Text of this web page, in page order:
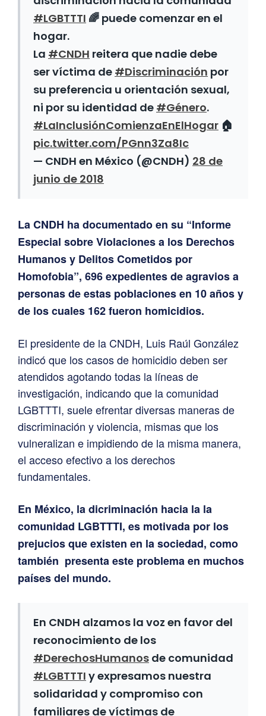
#LGBTTTI 🌈 puede comenzar en el
hogar.
La #CNDH reitera que nadie debe
ser víctima de #Discriminación por
su preferencia u orientación sexual,
ni por su identidad de #Género.
#LaInclusiónComienzaEnElHogar 🏠
pic.twitter.com/PGnn3Za8Ic
— CNDH en México (@CNDH) 28 de
junio de 2018
La CNDH ha documentado en su “Informe
Especial sobre Violaciones a los Derechos
Humanos y Delitos Cometidos por
Homofobia”, 696 expedientes de agravios a
personas de estas poblaciones en 10 años y
de los cuales 162 fueron homicidios.
El presidente de la CNDH, Luis Raúl González
indicó que los casos de homicidio deben ser
atendidos agotando todas la líneas de
investigación, indicando que la comunidad
LGBTTTI, suele efrentar diversas maneras de
discriminación y violencia, mismas que los
vulneralizan e impidiendo de la misma manera,
el acceso efectivo a los derechos
fundamentales.
En México, la dicriminación hacia la la
comunidad LGBTTTI, es motivada por los
prejucios que existen en la sociedad, como
también presenta este problema en muchos
países del mundo.
En CNDH alzamos la voz en favor del
reconocimiento de los
#DerechosHumanos de comunidad
#LGBTTTI y expresamos nuestra
solidaridad y compromiso con
familiares de víctimas de